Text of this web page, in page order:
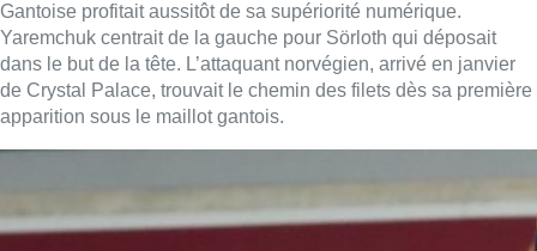
Gantoise profitait aussitôt de sa supériorité numérique.
Yaremchuk centrait de la gauche pour Sörloth qui déposait
dans le but de la tête. L’attaquant norvégien, arrivé en janvier
de Crystal Palace, trouvait le chemin des filets dès sa première
apparition sous le maillot gantois.